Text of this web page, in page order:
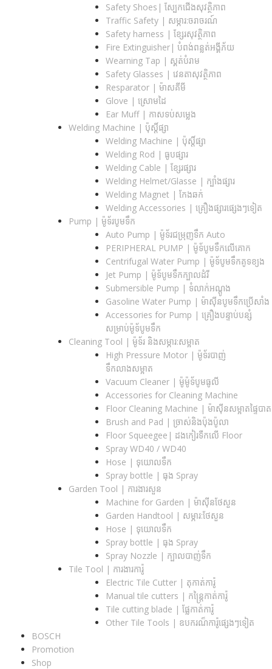
Safety Shoes| ស្បែកជើងសុវត្ថិភាព
Traffic Safety​ | សម្ភារ:ចរាចរណ៍
Safety harness | ខ្សែរសុវត្ថិភាព
Fire Extinguisher| បំពង់ពន្លត់អង្គីភ័យ
Wearning Tap | ស្គត់បំរាម
Safety Glasses | វេនតាសុវត្ថិភាព
Resparator | ម៉ាសគីមី
Glove | ស្រោមដៃ
Ear Muff | កាសទប់សម្លេង
Welding Machine | ប៉ុស្តិ៍ផ្សា
Welding Machine | ប៉ុស្តិ៍ផ្សា
Welding Rod | ធូបផ្សារ
Welding Cable | ខ្សែរផ្សារ
Welding Helmet/Glasse | ក្បាំងផ្សារ
Welding Magnet | កែងឆក់
Welding Accessories | គ្រឿងផ្សារផ្សេងៗទៀត
Pump | ម៉ូទ័របូមទឹក
Auto Pump | ម៉ូទ័រជម្រុញទឹក Auto
PERIPHERAL PUMP | ម៉ូទ័បូមទឹកលើគោក
Centrifugal Water Pump | ម៉ូទ័បូមទឹកគូទខ្យង
Jet Pump | ម៉ូទ័បូមទឹកក្បាលដំរី
Submersible Pump | ទំលាក់អណ្តូង
Gasoline Water Pump | ម៉ាស៊ីនបូមទឹកប្រើសាំង
Accessories for Pump | គ្រឿងបន្ទាប់បន្សំ
សម្រាប់ម៉ូទ័បូមទឹក
Cleaning Tool | ម៉ូទ័រ និងសម្ភារ:សម្អាត
High Pressure Motor | ម៉ូទ័របាញ់
ទឹកលាងសម្អាត
Vacuum Cleaner | ម៉ូម៉ូទ័បូមធូលី
Accessories for Cleaning Machine
Floor Cleaning Machine | ម៉ាស៊ីនសម្អាតផ្ទៃបាត
Brush and Pad | ច្រាស់និងប៉ុងប៉ូលា
Floor Squeegee| ដងកៀរទឺកលើ Floor
Spray WD40 / WD40
Hose | ទុយោលទឹក
Spray bottle | ធុង Spray
Garden Tool | ការងារសួន
Machine for Garden | ម៉ាស៊ីនថែសួន
Garden Handtool | សម្ភារ:ថែសួន
Hose | ទុយោលទឹក
Spray bottle | ធុង Spray
Spray Nozzle | ក្បាលបាញ់ទឹក
Tile Tool | ការងារការ៉ូ
Electric Tile Cutter | តុកាត់ការ៉ូ
Manual tile cutters | កន្ត្រៃកាត់ការ៉ូ
Tile cutting blade | ផ្លែកាត់ការ៉ូ
Other Tile Tools | ឧបករណ៏ការ៉ូផ្សេងៗទៀត
BOSCH
Promotion
Shop